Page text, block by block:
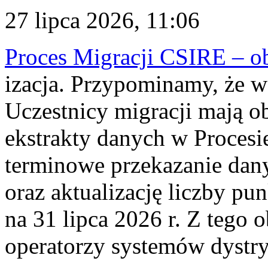
27 lipca 2026, 11:06
Proces Migracji CSIRE –
izacja. Przypominamy, że
Uczestnicy migracji mają
ekstrakty danych w
terminowe przekazanie
oraz aktualizację liczby
na 31 lipca 2026 r. Z tego
operatorzy systemów